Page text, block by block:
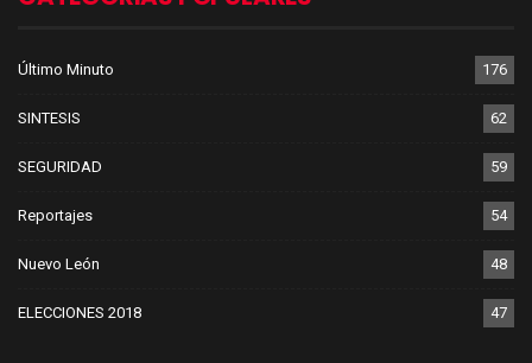
Último Minuto 176
SINTESIS 62
SEGURIDAD 59
Reportajes 54
Nuevo León 48
ELECCIONES 2018 47